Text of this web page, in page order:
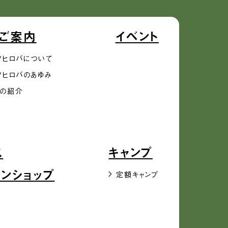
案内
ヒロバについて
ヒロバのあゆみ
紹介
イベント
ショップ
キャンプ
定額キャンプ